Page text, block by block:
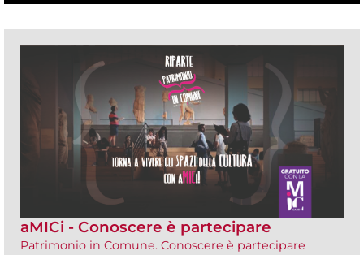
aMICi - Conoscere è partecipare
Patrimonio in Comune. Conoscere è partecipare